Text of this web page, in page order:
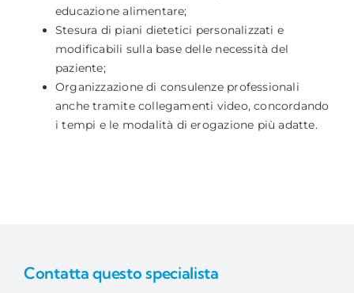
educazione alimentare;
Stesura di piani dietetici personalizzati e
modificabili sulla base delle necessità del
paziente;
Organizzazione di consulenze professionali
anche tramite collegamenti video, concordando
i tempi e le modalità di erogazione più adatte.
Contatta questo specialista